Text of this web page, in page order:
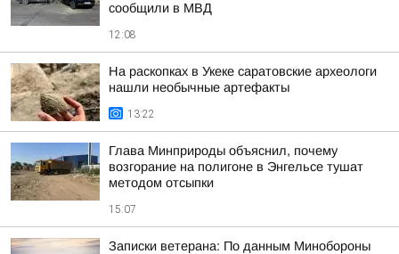
сообщили в МВД
12:08
На раскопках в Укеке саратовские археологи
нашли необычные артефакты
13:22
Глава Минприроды объяснил, почему
возгорание на полигоне в Энгельсе тушат
методом отсыпки
15:07
Записки ветерана: По данным Минобороны